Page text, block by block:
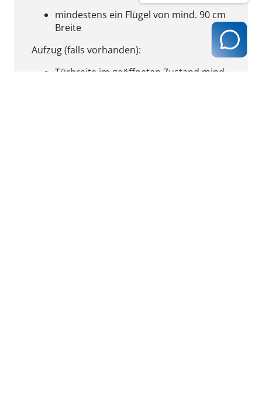
mindestens ein Flügel von mind. 90 cm
Breite
Aufzug (falls vorhanden):
Türbreite im geöffneten Zustand mind.